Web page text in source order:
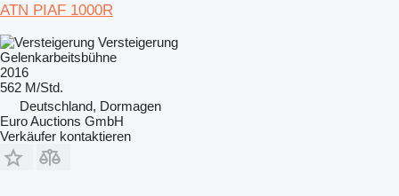
ATN PIAF 1000R
Versteigerung
Gelenkarbeitsbühne
2016
562 M/Std.
Deutschland, Dormagen
Euro Auctions GmbH
Verkäufer kontaktieren